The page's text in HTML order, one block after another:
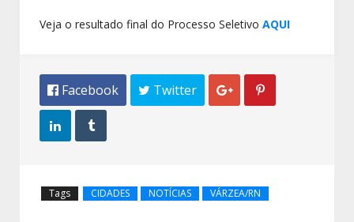
Veja o resultado final do Processo Seletivo AQUI
 Facebook  Twitter  
 
Tags CIDADES NOTÍCIAS VÁRZEA/RN